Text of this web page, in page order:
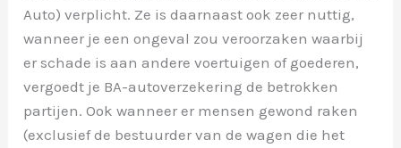
Auto) verplicht. Ze is daarnaast ook zeer nuttig,
wanneer je een ongeval zou veroorzaken waarbij
er schade is aan andere voertuigen of goederen,
vergoedt je BA-autoverzekering de betrokken
partijen. Ook wanneer er mensen gewond raken
(exclusief de bestuurder van de wagen die het